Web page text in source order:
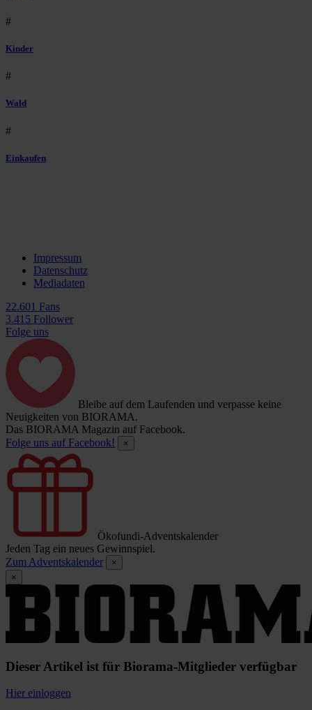
#
Kinder
#
Wald
#
Einkaufen
Impressum
Datenschutz
Mediadaten
22.601 Fans
3.415 Follower
Folge uns
Bleibe auf dem Laufenden und verpasse keine
Neuigkeiten von BIORAMA.
Das BIORAMA Magazin auf Facebook.
Folge uns auf Facebook!
×
Ökofundi-Adventskalender
Jeden Tag ein neues Gewinnspiel.
Zum Adventskalender
×
×
Dieser Artikel ist für Biorama-Mitglieder verfügbar
Hier einloggen